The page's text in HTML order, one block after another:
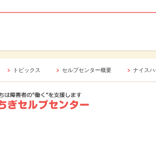
トピックス セルプセンター概要 ナイス